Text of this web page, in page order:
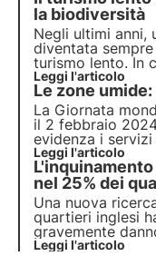
la biodiversità
Negli ultimi anni,
diventata
turismo lento. In
dei nostri tempi,
qualità rispetto
alla
rispetto al
Leggi l'articolo
Le zone
La Giornata
il 2 febbraio
evidenza i
aree interessate.
Quali sono i
risposte in
Leggi l'articolo
nel 25% dei
Una nuova
quartieri inglesi
gravemente
è il formato 3Bee
Leggi l'articolo